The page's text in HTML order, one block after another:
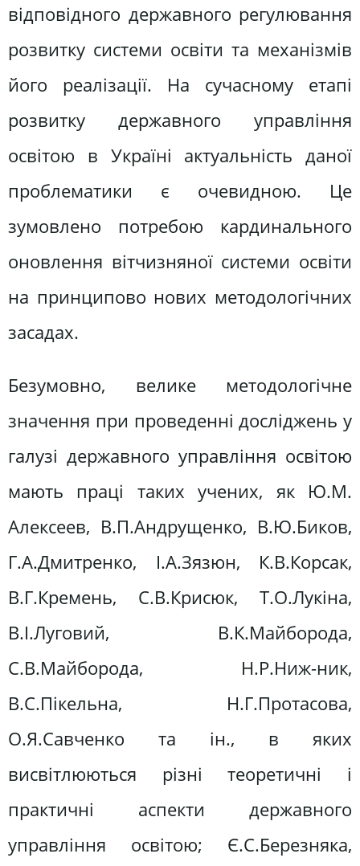
відповідного державного регулювання
розвитку системи освіти та механізмів
його реалізації. На сучасному етапі
розвитку державного управління
освітою в Україні актуальність даної
проблематики є очевидною. Це
зумовлено потребою кардинального
оновлення вітчизняної системи освіти
на принципово нових методологічних
засадах.
Безумовно, велике методологічне
значення при проведенні досліджень у
галузі державного управління освітою
мають праці таких учених, як Ю.М.
Алексеев, В.П.Андрущенко, В.Ю.Биков,
Г.А.Дмитренко, І.А.Зязюн, К.В.Корсак,
В.Г.Кремень, С.В.Крисюк, Т.О.Лукіна,
В.І.Луговий, В.К.Майборода,
С.В.Майборода, Н.Р.Ниж-ник,
В.С.Пікельна, Н.Г.Протасова,
О.Я.Савченко та ін., в яких
висвітлюються різні теоретичні і
практичні аспекти державного
управління освітою; Є.С.Березняка,